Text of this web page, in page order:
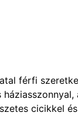
férfi
háziasszonnyal,
cicikkel